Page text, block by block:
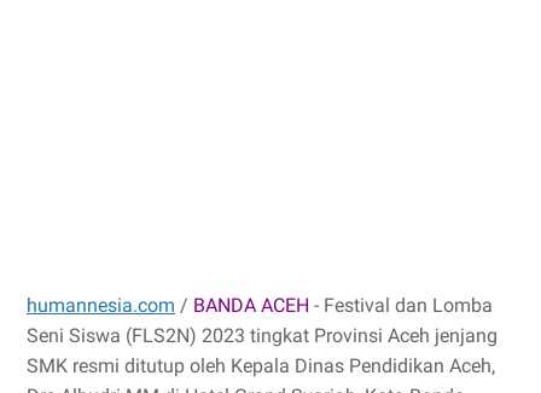
humannesia.com / BANDA ACEH - Festival dan Lomba
Seni Siswa (FLS2N) 2023 tingkat Provinsi Aceh jenjang
SMK resmi ditutup oleh Kepala Dinas Pendidikan Aceh,